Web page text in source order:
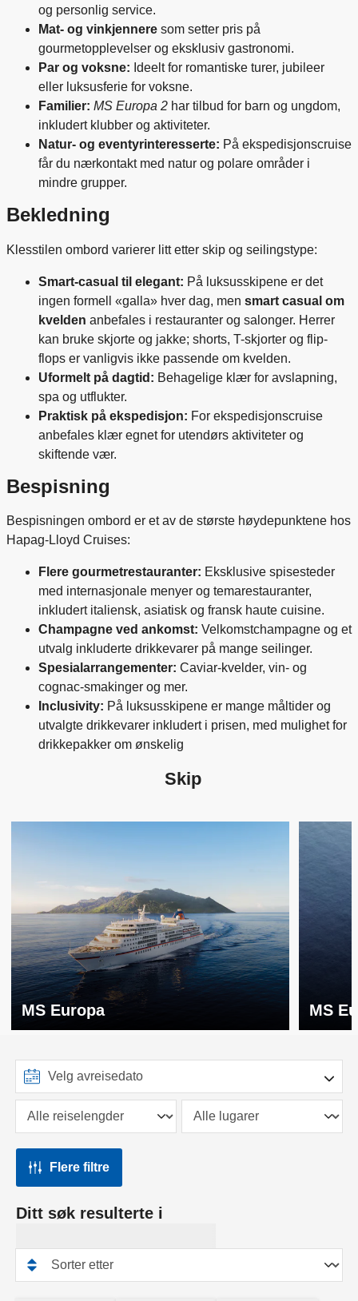
og personlig service.
Mat- og vinkjennere som setter pris på
gourmetopplevelser og eksklusiv gastronomi.
Par og voksne: Ideelt for romantiske turer, jubileer
eller luksusferie for voksne.
Familier: MS Europa 2 har tilbud for barn og ungdom,
inkludert klubber og aktiviteter.
Natur- og eventyrinteresserte: På ekspedisjonscruise
får du nærkontakt med natur og polare områder i
mindre grupper.
Bekledning
Klesstilen ombord varierer litt etter skip og seilingstype:
Smart-casual til elegant: På luksusskipene er det
ingen formell «galla» hver dag, men smart casual om
kvelden anbefales i restauranter og salonger. Herrer
kan bruke skjorte og jakke; shorts, T-skjorter og flip-
flops er vanligvis ikke passende om kvelden.
Uformelt på dagtid: Behagelige klær for avslapning,
spa og utflukter.
Praktisk på ekspedisjon: For ekspedisjonscruise
anbefales klær egnet for utendørs aktiviteter og
skiftende vær.
Bespisning
Bespisningen ombord er et av de største høydepunktene hos
Hapag-Lloyd Cruises:
Flere gourmetrestauranter: Eksklusive spisesteder
med internasjonale menyer og temarestauranter,
inkludert italiensk, asiatisk og fransk haute cuisine.
Champagne ved ankomst: Velkomstchampagne og et
utvalg inkluderte drikkevarer på mange seilinger.
Spesialarrangementer: Caviar-kvelder, vin- og
cognac-smakinger og mer.
Inclusivity: På luksusskipene er mange måltider og
utvalgte drikkevarer inkludert i prisen, med mulighet for
drikkepakker om ønskelig
Skip
MS Europa MS
Flere filtre
Ditt søk resulterte i